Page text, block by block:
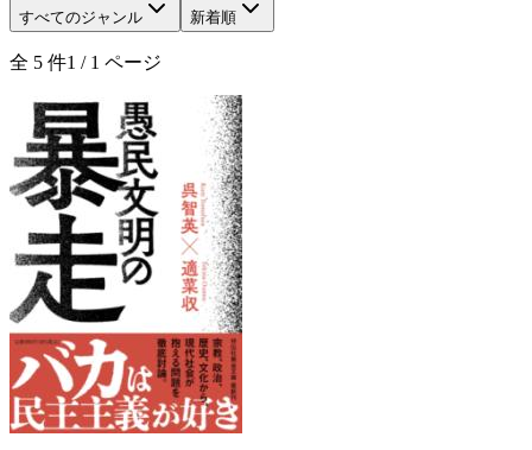
すべてのジャンル 新着順
全 5 件1 / 1 ページ